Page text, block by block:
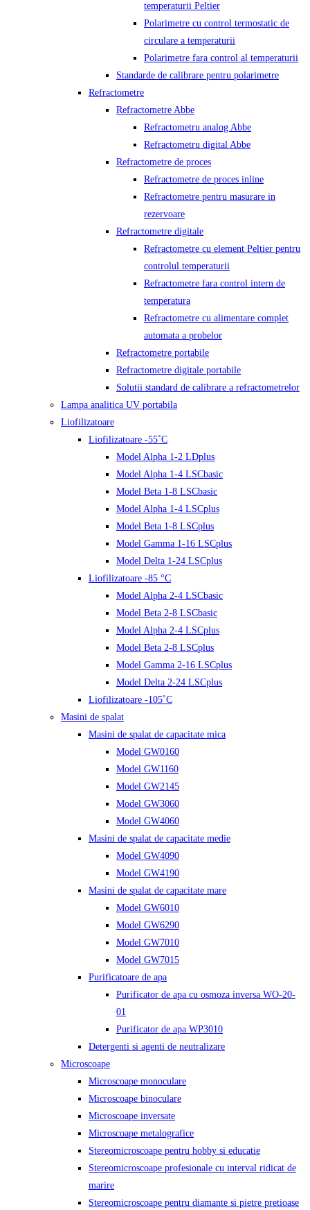
temperaturii Peltier
Polarimetre cu control termostatic de
circulare a temperaturii
Polarimetre fara control al temperaturii
Standarde de calibrare pentru polarimetre
Refractometre
Refractometre Abbe
Refractometru analog Abbe
Refractometru digital Abbe
Refractometre de proces
Refractometre de proces inline
Refractometre pentru masurare in
rezervoare
Refractometre digitale
Refractometre cu element Peltier pentru
controlul temperaturii
Refractometre fara control intern de
temperatura
Refractometre cu alimentare complet
automata a probelor
Refractometre portabile
Refractometre digitale portabile
Solutii standard de calibrare a refractometrelor
Lampa analitica UV portabila
Liofilizatoare
Liofilizatoare -55˚C
Model Alpha 1-2 LDplus
Model Alpha 1-4 LSCbasic
Model Beta 1-8 LSCbasic
Model Alpha 1-4 LSCplus
Model Beta 1-8 LSCplus
Model Gamma 1-16 LSCplus
Model Delta 1-24 LSCplus
Liofilizatoare -85 °C
Model Alpha 2-4 LSCbasic
Model Beta 2-8 LSCbasic
Model Alpha 2-4 LSCplus
Model Beta 2-8 LSCplus
Model Gamma 2-16 LSCplus
Model Delta 2-24 LSCplus
Liofilizatoare -105˚C
Masini de spalat
Masini de spalat de capacitate mica
Model GW0160
Model GW1160
Model GW2145
Model GW3060
Model GW4060
Masini de spalat de capacitate medie
Model GW4090
Model GW4190
Masini de spalat de capacitate mare
Model GW6010
Model GW6290
Model GW7010
Model GW7015
Purificatoare de apa
Purificator de apa cu osmoza inversa WO-20-
01
Purificator de apa WP3010
Detergenti si agenti de neutralizare
Microscoape
Microscoape monoculare
Microscoape binoculare
Microscoape inversate
Microscoape metalografice
Stereomicroscoape pentru hobby si educatie
Stereomicroscoape profesionale cu interval ridicat de
marire
Stereomicroscoape pentru diamante si pietre pretioase